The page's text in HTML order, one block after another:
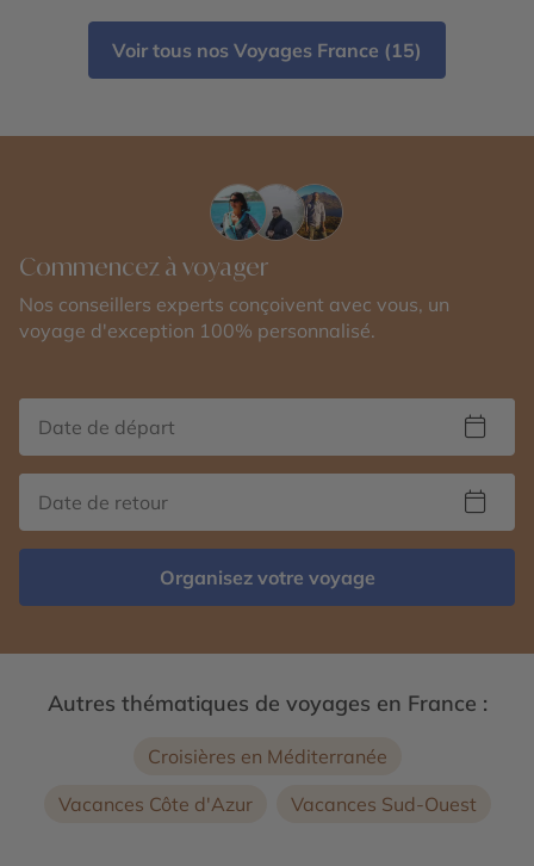
Voir tous nos Voyages France (15)
Commencez à voyager
Nos conseillers experts conçoivent avec vous, un
voyage d'exception 100% personnalisé.
Organisez votre voyage
Autres thématiques de voyages en France :
Croisières en Méditerranée
Vacances Côte d'Azur
Vacances Sud-Ouest